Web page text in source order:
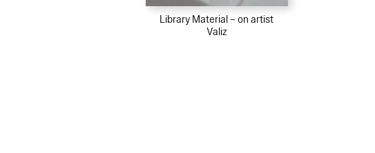
Library Material – on artist
Valiz